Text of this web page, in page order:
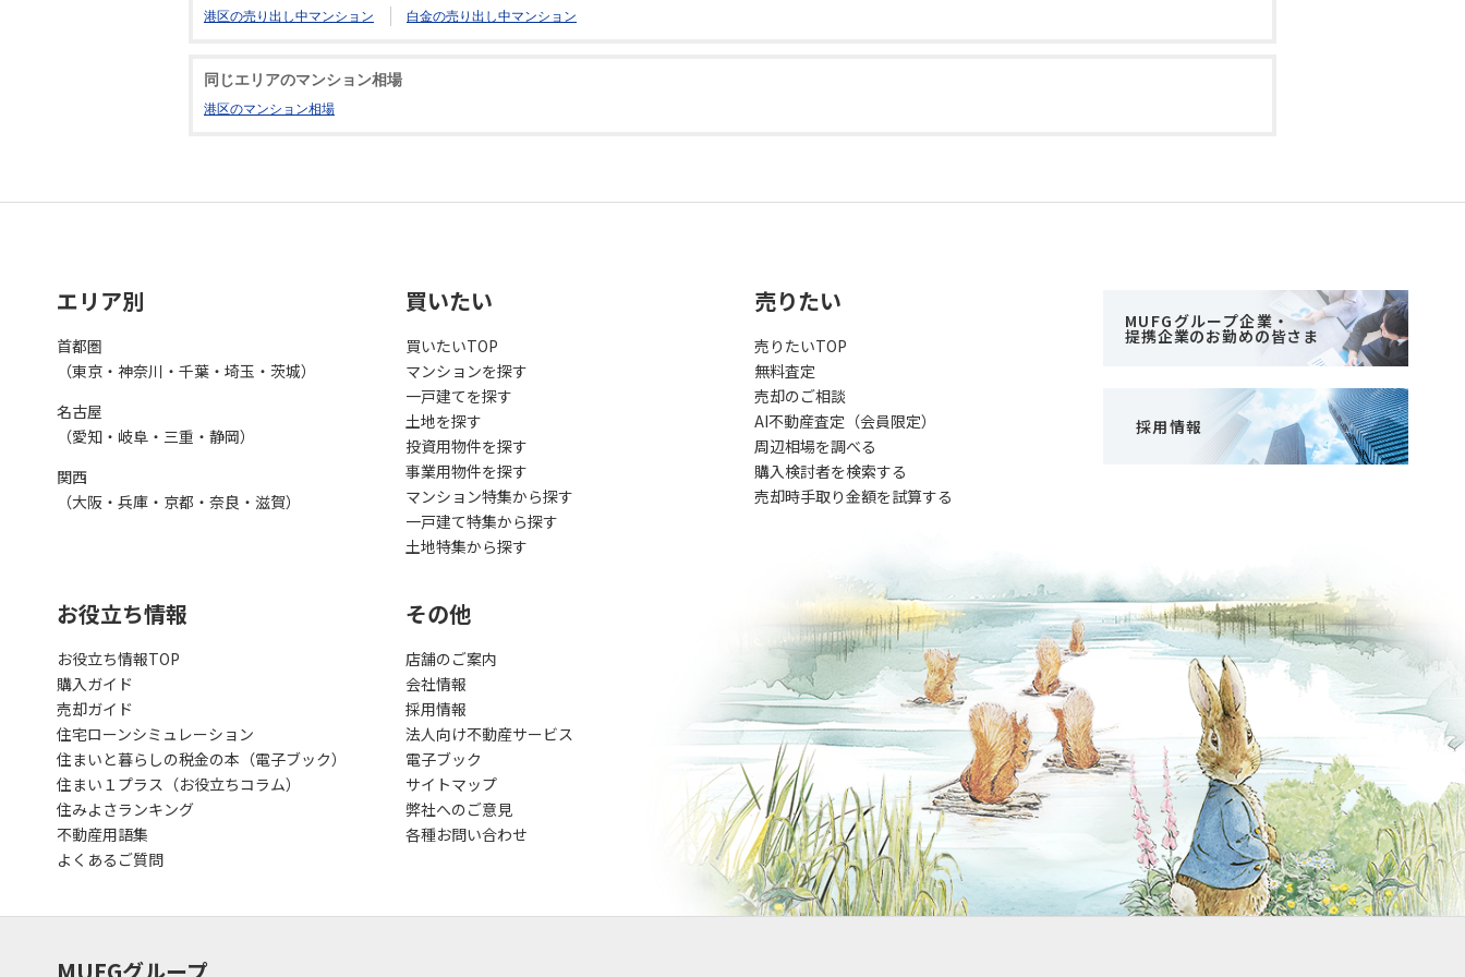
港区の売り出し中マンション 白金の売り出し中マンション
同じエリアのマンション相場
港区のマンション相場
エリア別
首都圏
（東京・神奈川・千葉・埼玉・茨城）
名古屋
（愛知・岐阜・三重・静岡）
関西
（大阪・兵庫・京都・奈良・滋賀）
買いたい
買いたいTOP
マンションを探す
一戸建てを探す
土地を探す
投資用物件を探す
事業用物件を探す
マンション特集から探す
一戸建て特集から探す
土地特集から探す
売りたい
売りたいTOP
無料査定
売却のご相談
AI不動産査定（会員限定）
周辺相場を調べる
購入検討者を検索する
売却時手取り金額を試算する
MUFGグループ企業・
提携企業のお勤めの皆さま
採用情報
お役立ち情報
お役立ち情報TOP
購入ガイド
売却ガイド
住宅ローンシミュレーション
住まいと暮らしの税金の本（電子ブック）
住まい１プラス（お役立ちコラム）
住みよさランキング
不動産用語集
よくあるご質問
その他
店舗のご案内
会社情報
採用情報
法人向け不動産サービス
電子ブック
サイトマップ
弊社へのご意見
各種お問い合わせ